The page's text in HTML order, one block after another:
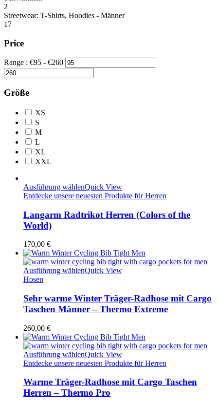
2
Streetwear: T-Shirts, Hoodies - Männer
17
Price
Range : €95 - €260
Größe
XS
S
M
L
XL
XXL
Ausführung wählenQuick View
Entdecke unsere neuesten Produkte für Herren
Langarm Radtrikot Herren (Colors of the
World)
170,00 €
Ausführung wählenQuick View
Hosen
Sehr warme Winter Träger-Radhose mit Cargo
Taschen Männer – Thermo Extreme
260,00 €
Ausführung wählenQuick View
Entdecke unsere neuesten Produkte für Herren
Warme Träger-Radhose mit Cargo Taschen
Herren – Thermo Pro